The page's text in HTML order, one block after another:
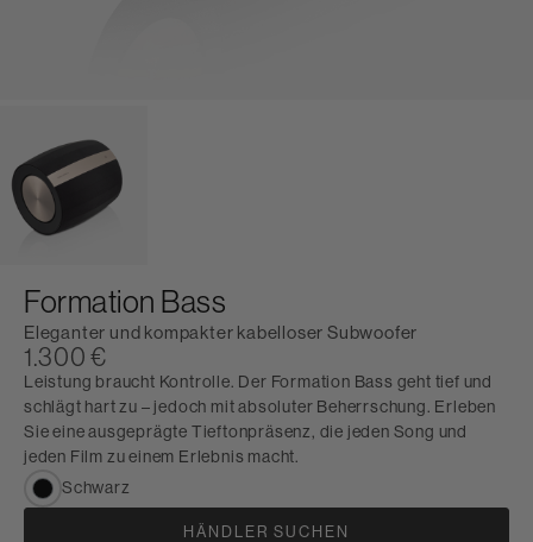
Formation Bass
Eleganter und kompakter kabelloser Subwoofer
1.300 €
Leistung braucht Kontrolle. Der Formation Bass geht tief und
schlägt hart zu – jedoch mit absoluter Beherrschung. Erleben
Sie eine ausgeprägte Tieftonpräsenz, die jeden Song und
jeden Film zu einem Erlebnis macht.
Schwarz
HÄNDLER SUCHEN